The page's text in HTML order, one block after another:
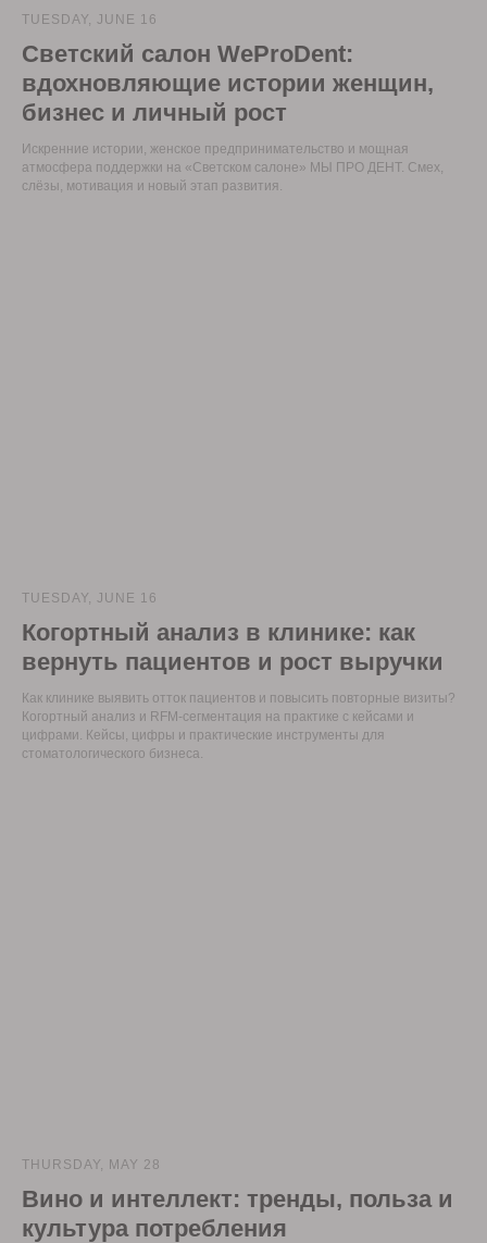
TUESDAY, JUNE 16
Светский салон WeProDent:
вдохновляющие истории женщин,
бизнес и личный рост
Искренние истории, женское предпринимательство и мощная
атмосфера поддержки на «Светском салоне» МЫ ПРО ДЕНТ. Смех,
слёзы, мотивация и новый этап развития.
TUESDAY, JUNE 16
Когортный анализ в клинике: как
вернуть пациентов и рост выручки
Как клинике выявить отток пациентов и повысить повторные визиты?
Когортный анализ и RFM-сегментация на практике с кейсами и
цифрами. Кейсы, цифры и практические инструменты для
стоматологического бизнеса.
THURSDAY, MAY 28
Вино и интеллект: тренды, польза и
культура потребления